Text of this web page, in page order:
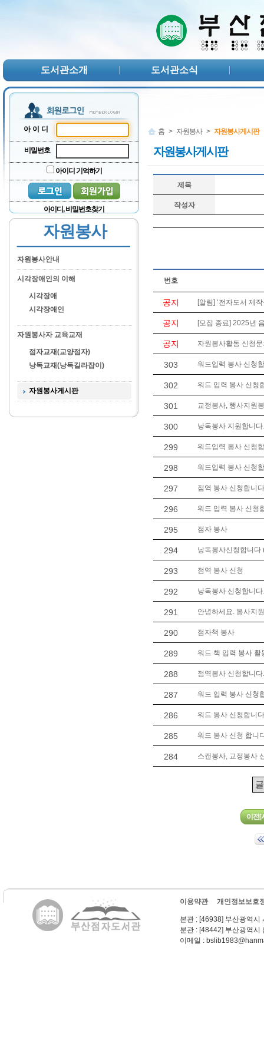
도서관소개 도서관소식
아이디
비밀번호
아이디 기억하기
아이디, 비밀번호찾기
자원봉사
자원봉사안내
시각장애인의 이해
시각장애
시각장애인
자원봉사자 교육교재
점자교재(교양점자)
낭독교재(낭독길라잡이)
자원봉사게시판
홈 > 자원봉사 > 자원봉사게시판
자원봉사게시판
제목
작성자
번호
공지 [알림] ‘전자도서 제
공지 [모집 종료] 2025년
공지 자원봉사활동 신청
303 워드입력 봉사 신청
302 워드 입력 봉사 신청
301 교정봉사, 행사지원
300 낭독봉사 지원합니
299 워드입력 봉사 신청
298 워드입력 봉사 신청
297 점역 봉사 신청합니
296 워드 입력 봉사 신청
295 점자 봉사
294 낭독봉사신청합니다
293 점역 봉사 신청
292 낭독봉사 신청합니
291 안녕하세요. 봉사지
290 점자책 봉사
289 워드 책 입력 봉사 활
288 점역봉사 신청합니다.
287 워드 입력 봉사 신청
286 워드 봉사 신청합니
285 워드 봉사 신청 합니
284 스캔봉사, 교정봉사
이용약관 개인정보보호
본관 : [46938] 부산광역
분관 : [48442] 부산광역
이메일 :